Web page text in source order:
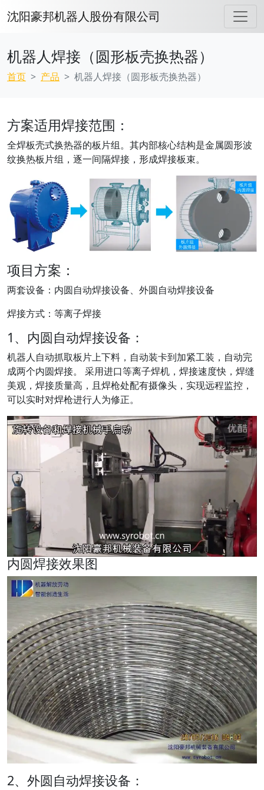
沈阳豪邦机器人股份有限公司
机器人焊接（圆形板壳换热器）
首页 产品 机器人焊接（圆形板壳换热器）
方案适用焊接范围：
全焊板壳式换热器的板片组。其内部核心结构是金属圆形波
纹换热板片组，逐一间隔焊接，形成焊接板束。
项目方案：
两套设备：内圆自动焊接设备、外圆自动焊接设备
焊接方式：等离子焊接
1、内圆自动焊接设备：
机器人自动抓取板片上下料，自动装卡到加紧工装，自动完
成两个内圆焊接。 采用进口等离子焊机，焊接速度快，焊缝
美观，焊接质量高，且焊枪处配有摄像头，实现远程监控，
可以实时对焊枪进行人为修正。
内圆焊接效果图
2、外圆自动焊接设备：